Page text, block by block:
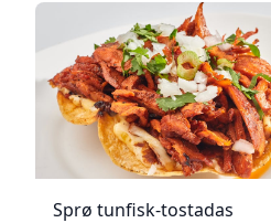
Sprø tunfisk-tostadas